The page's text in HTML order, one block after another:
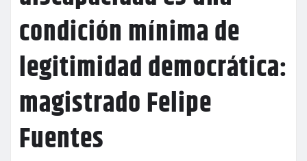
condición mínima de
legitimidad democrática:
magistrado Felipe
Fuentes